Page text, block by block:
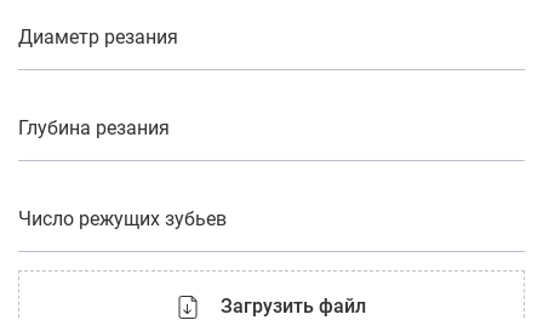
Диаметр резания
Глубина резания
Число режущих зубьев
Загрузить файл